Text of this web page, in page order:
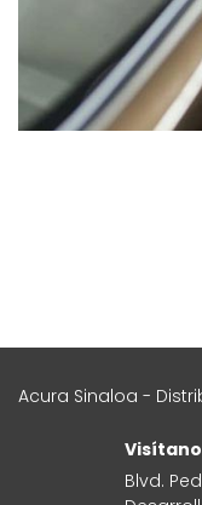
Acura Sinaloa -
Blvd.